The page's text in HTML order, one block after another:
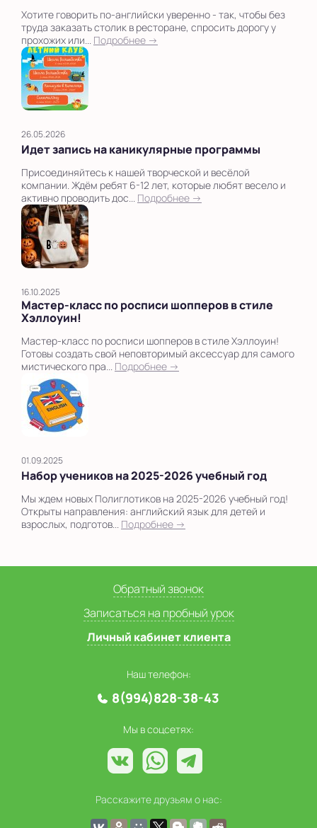
Хотите говорить по-английски уверенно - так, чтобы без
труда заказать столик в ресторане, спросить дорогу у
прохожих или... Подробнее →
26.05.2026
Идет запись на каникулярные программы
Присоединяйтесь к нашей творческой и весёлой
компании. Ждём ребят 6-12 лет, которые любят весело и
активно проводить дос... Подробнее →
16.10.2025
Мастер-класс по росписи шопперов в стиле
Хэллоуин!
Мастер-класс по росписи шопперов в стиле Хэллоуин!
Готовы создать свой неповторимый аксессуар для самого
мистического пра... Подробнее →
01.09.2025
Набор учеников на 2025-2026 учебный год
Мы ждем новых Полиглотиков на 2025-2026 учебный год!
Открыты направления: английский язык для детей и
взрослых, подготов... Подробнее →
Обратный звонок
Записаться на пробный урок
Личный кабинет клиента
Наш телефон:
8(994)828-38-43
Мы в соцсетях:
Расскажите друзьям о нас: